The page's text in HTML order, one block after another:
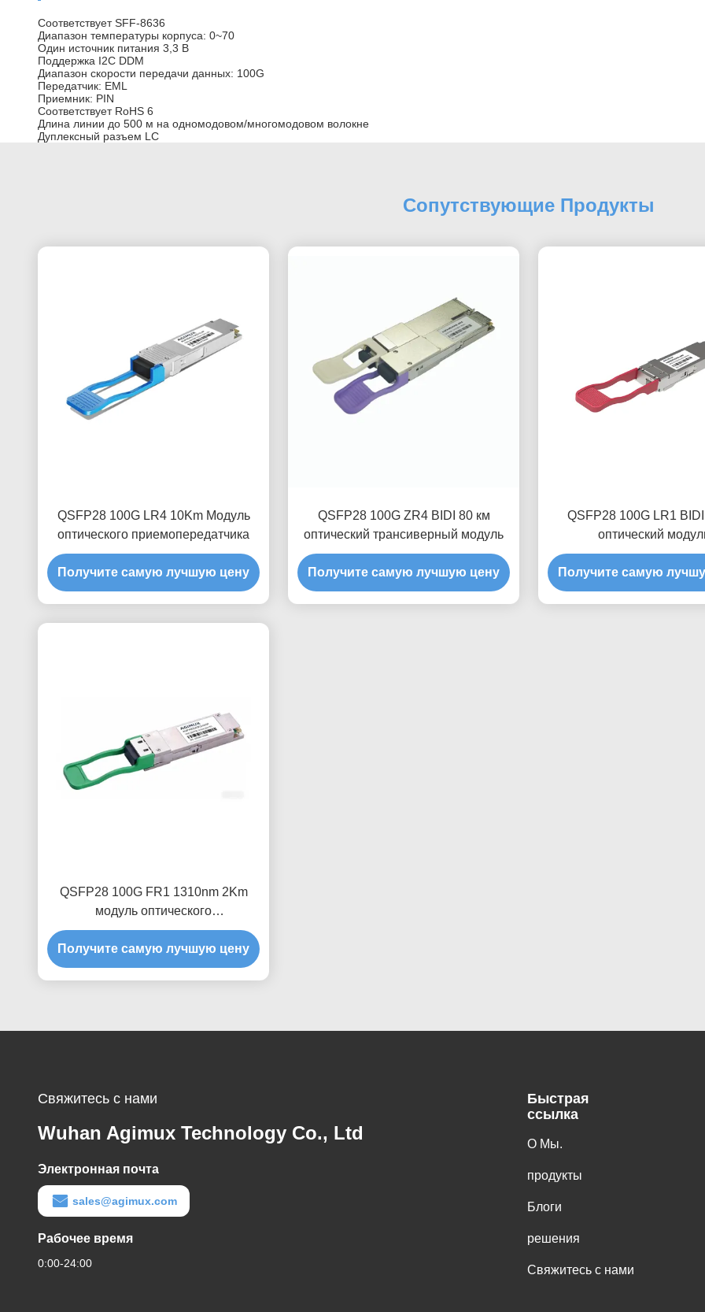
Соответствует SFF-8636
Диапазон температуры корпуса: 0~70
Один источник питания 3,3 В
Поддержка I2C DDM
Диапазон скорости передачи данных: 100G
Передатчик: EML
Приемник: PIN
Соответствует RoHS 6
Длина линии до 500 м на одномодовом/многомодовом волокне
Дуплексный разъем LC
Сопутствующие Продукты
QSFP28 100G LR4 10Km Модуль
оптического приемопередатчика
Получите самую лучшую цену
QSFP28 100G ZR4 BIDI 80 км
оптический трансиверный модуль
Получите самую лучшую цену
QSFP28 100G LR1
оптический
Получите самую
QSFP28 100G FR1 1310nm 2Km
модуль оптического
приемопередатчика
Получите самую лучшую цену
Свяжитесь с нами
Wuhan Agimux Technology Co., Ltd
Электронная почта
sales@agimux.com
Рабочее время
0:00-24:00
Быстрая
ссылка
О Мы.
продукты
Блоги
решения
Свяжитесь с нами